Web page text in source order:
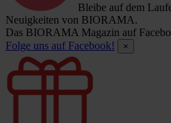
Bleibe auf dem
Neuigkeiten von BIORAMA.
Das BIORAMA Magazin auf
Folge uns auf Facebook!
×